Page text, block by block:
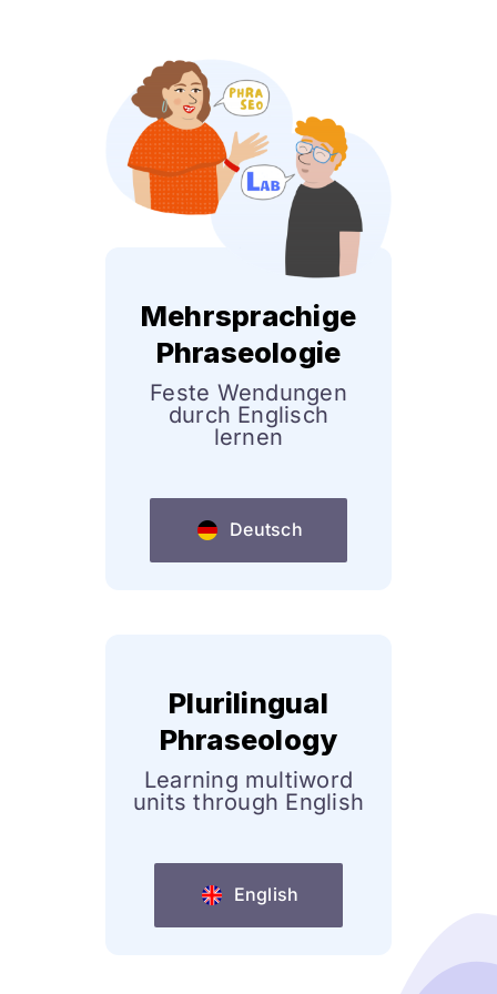
Mehrsprachige
Phraseologie
Feste Wendungen
durch Englisch
lernen
Deutsch
Plurilingual
Phraseology
Learning multiword
units through English
English